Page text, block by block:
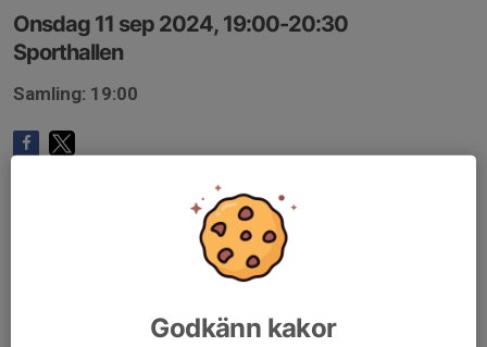
Onsdag 11 sep 2024, 19:00-20:30
Sporthallen
Samling: 19:00
Godkänn kakor